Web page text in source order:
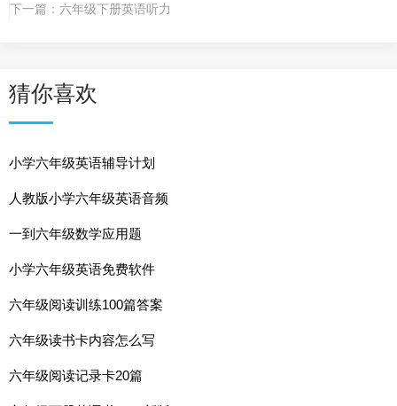
下一篇： 六年级下册英语听力
猜你喜欢
小学六年级英语辅导计划
人教版小学六年级英语音频
一到六年级数学应用题
小学六年级英语免费软件
六年级阅读训练100篇答案
六年级读书卡内容怎么写
六年级阅读记录卡20篇